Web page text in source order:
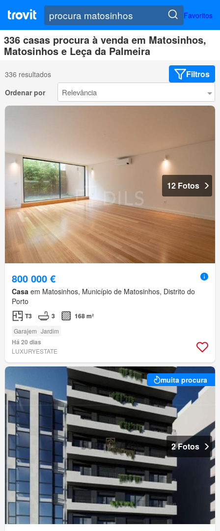
Favoritos
336 casas procura à venda em Matosinhos,
Matosinhos e Leça da Palmeira
336 resultados Filtros
Ordenar por
12 Fotos
800 000 €
Casa em Matosinhos, Município de Matosinhos, Distrito do
Porto
T3 3 168 m²
Garajem Jardim
Há 20 dias
LUXURYESTATE
muita procura
2 Fotos